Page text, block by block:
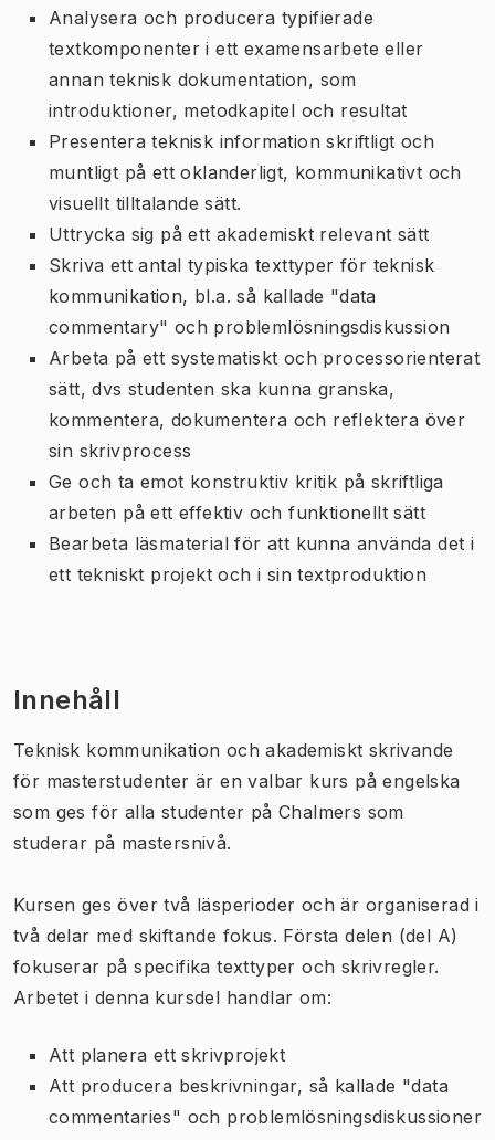
Analysera och producera typifierade
textkomponenter i ett examensarbete eller
annan teknisk dokumentation, som
introduktioner, metodkapitel och resultat
Presentera teknisk information skriftligt och
muntligt på ett oklanderligt, kommunikativt och
visuellt tilltalande sätt.
Uttrycka sig på ett akademiskt relevant sätt
Skriva ett antal typiska texttyper för teknisk
kommunikation, bl.a. så kallade "data
commentary" och problemlösningsdiskussion
Arbeta på ett systematiskt och processorienterat
sätt, dvs studenten ska kunna granska,
kommentera, dokumentera och reflektera över
sin skrivprocess
Ge och ta emot konstruktiv kritik på skriftliga
arbeten på ett effektiv och funktionellt sätt
Bearbeta läsmaterial för att kunna använda det i
ett tekniskt projekt och i sin textproduktion
Innehåll
Teknisk kommunikation och akademiskt skrivande
för masterstudenter är en valbar kurs på engelska
som ges för alla studenter på Chalmers som
studerar på mastersnivå.
Kursen ges över två läsperioder och är organiserad i
två delar med skiftande fokus. Första delen (del A)
fokuserar på specifika texttyper och skrivregler.
Arbetet i denna kursdel handlar om:
Att planera ett skrivprojekt
Att producera beskrivningar, så kallade "data
commentaries" och problemlösningsdiskussioner